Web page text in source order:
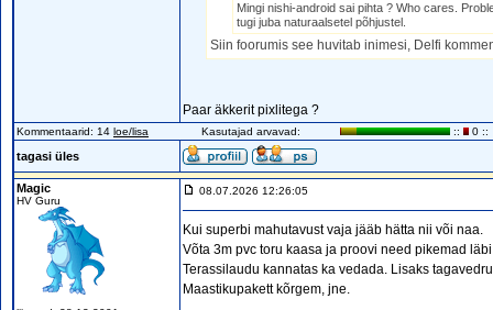
Mingi nishi-android sai pihta ? Who cares.
tugi juba naturaalsetel põhjustel.
Siin foorumis see huvitab inimesi, Delfi
Paar äkkerit pixlitega ?
Kommentaarid: 14 loe/lisa Kasutajad arvavad: :: 0 ::
tagasi üles
Magic
HV Guru
08.07.2026 12:26:05
Kui superbi mahutavust vaja jääb hätta nii või naa.
Võta 3m pvc toru kaasa ja proovi need pikemad
Terassilaudu kannatas ka vedada. Lisaks
Maastikupakett kõrgem, jne.